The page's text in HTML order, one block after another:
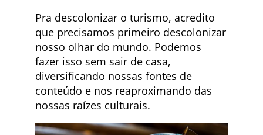
Pra descolonizar o turismo, acredito
que precisamos primeiro descolonizar
nosso olhar do mundo. Podemos
fazer isso sem sair de casa,
diversificando nossas fontes de
conteúdo e nos reaproximando das
nossas raízes culturais.